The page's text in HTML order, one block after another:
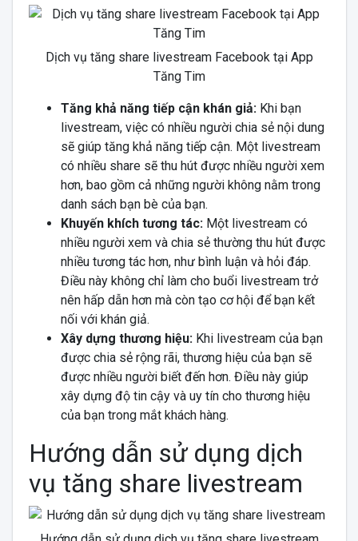
Dịch vụ tăng share livestream Facebook tại App
Tăng Tim
Tăng khả năng tiếp cận khán giả:Khi bạn
livestream, việc có nhiều người chia sẻ nội dung
sẽ giúp tăng khả năng tiếp cận. Một livestream
có nhiều share sẽ thu hút được nhiều người xem
hơn, bao gồm cả những người không nằm trong
danh sách bạn bè của bạn.
Khuyến khích tương tác: Một livestream có
nhiều người xem và chia sẻ thường thu hút được
nhiều tương tác hơn, như bình luận và hỏi đáp.
Điều này không chỉ làm cho buổi livestream trở
nên hấp dẫn hơn mà còn tạo cơ hội để bạn kết
nối với khán giả.
Xây dựng thương hiệu: Khi livestream của bạn
được chia sẻ rộng rãi, thương hiệu của bạn sẽ
được nhiều người biết đến hơn. Điều này giúp
xây dựng độ tin cậy và uy tín cho thương hiệu
của bạn trong mắt khách hàng.
Hướng dẫn sử dụng dịch
vụ tăng share livestream